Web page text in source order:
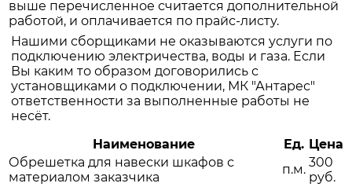
выше перечисленное считается дополнительной
работой, и оплачивается по прайс-листу.
Нашими сборщиками не оказываются услуги по
подключению электричества, воды и газа. Если
Вы каким то образом договорились с
установщиками о подключении, МК "Антарес"
ответственности за выполненные работы не
несёт.
Наименование
Ед. Цена
Обрешетка для навески шкафов с
материалом заказчика
п.м. 300
руб.